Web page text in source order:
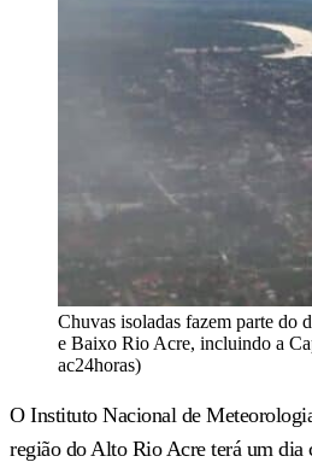
Chuvas isoladas fazem parte do
e Baixo Rio Acre, incluindo a
ac24horas)
O Instituto Nacional de
região do Alto Rio Acre terá um dia